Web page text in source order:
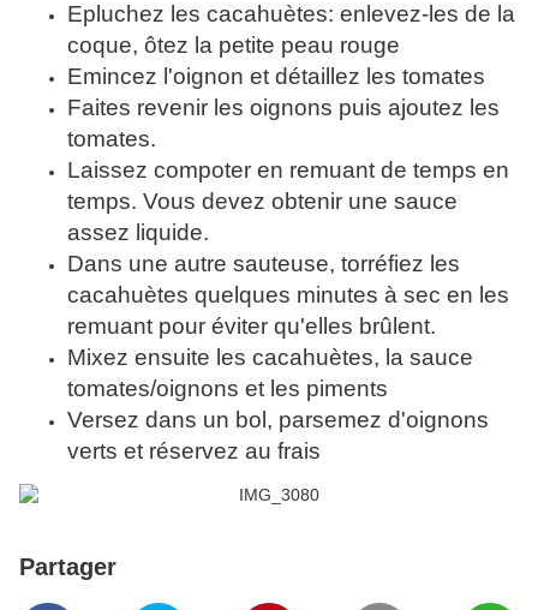
Epluchez les cacahuètes: enlevez-les de la
coque, ôtez la petite peau rouge
Emincez l'oignon et détaillez les tomates
Faites revenir les oignons puis ajoutez les
tomates.
Laissez compoter en remuant de temps en
temps. Vous devez obtenir une sauce
assez liquide.
Dans une autre sauteuse, torréfiez les
cacahuètes quelques minutes à sec en les
remuant pour éviter qu'elles brûlent.
Mixez ensuite les cacahuètes, la sauce
tomates/oignons et les piments
Versez dans un bol, parsemez d'oignons
verts et réservez au frais
Partager